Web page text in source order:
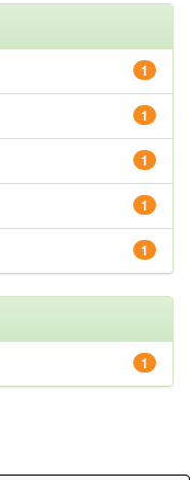
1
1
1
1
1
1